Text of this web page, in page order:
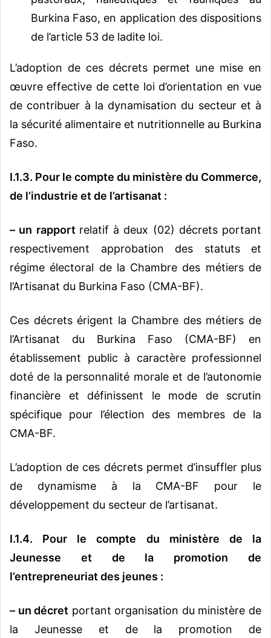
Burkina Faso, en application des dispositions
de l’article 53 de ladite loi.
L’adoption de ces décrets permet une mise en
œuvre effective de cette loi d’orientation en vue
de contribuer à la dynamisation du secteur et à
la sécurité alimentaire et nutritionnelle au Burkina
Faso.
I.1.3. Pour le compte du ministère du Commerce,
de l’industrie et de l’artisanat :
– un rapport relatif à deux (02) décrets portant
respectivement approbation des statuts et
régime électoral de la Chambre des métiers de
l’Artisanat du Burkina Faso (CMA-BF).
Ces décrets érigent la Chambre des métiers de
l’Artisanat du Burkina Faso (CMA-BF) en
établissement public à caractère professionnel
doté de la personnalité morale et de l’autonomie
financière et définissent le mode de scrutin
spécifique pour l’élection des membres de la
CMA-BF.
L’adoption de ces décrets permet d’insuffler plus
de dynamisme à la CMA-BF pour le
développement du secteur de l’artisanat.
I.1.4. Pour le compte du ministère de la
Jeunesse et de la promotion de
l’entrepreneuriat des jeunes :
– un décret portant organisation du ministère de
la Jeunesse et de la promotion de